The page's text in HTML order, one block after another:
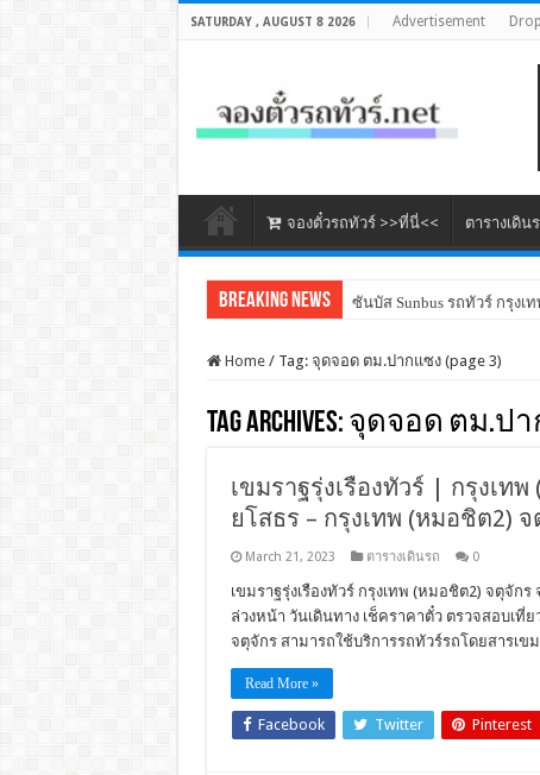
SATURDAY , AUGUST 8 2026 Advertisement
จองตั๋วรถทัวร์ >>ที่นี่<< ตารางเดิน
Breaking News ซันบัส Sunbus รถทัวร์ กรุงเท
Home / Tag: จุดจอด ตม.ปากแซง(page 3)
Tag Archives: จุดจอด ตม.ป
เขมราฐรุ่งเรืองทัวร์ | กรุงเท
ยโสธร – กรุงเทพ (หมอชิต2)
March 21, 2023 ตารางเดินรถ 0
เขมราฐรุ่งเรืองทัวร์ กรุงเทพ (หมอชิต2) จตุจัก
ล่วงหน้า วันเดินทาง เช็คราคาตั๋ว ตรวจสอบเที่
จตุจักร สามารถใช้บริการรถทัวร์รถโดยสารเข
Read More »
Facebook Twitter Pinterest